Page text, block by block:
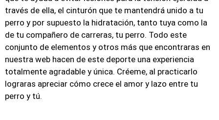
través de ella, el cinturón que te mantendrá unido a tu
perro y por supuesto la hidratación, tanto tuya como la
de tu compañero de carreras, tu perro. Todo este
conjunto de elementos y otros más que encontraras en
nuestra web hacen de este deporte una experiencia
totalmente agradable y única. Créeme, al practicarlo
lograras apreciar cómo crece el amor y lazo entre tu
perro y tú.